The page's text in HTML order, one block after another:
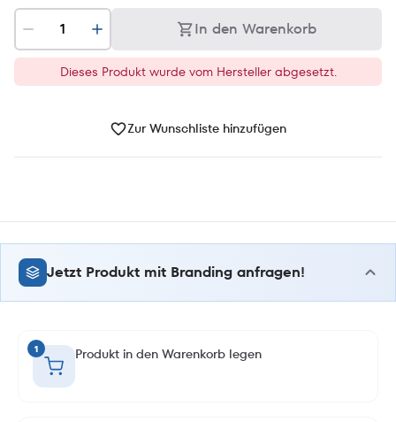
In den Warenkorb
Dieses Produkt wurde vom Hersteller abgesetzt.
Zur Wunschliste hinzufügen
Jetzt Produkt mit Branding anfragen!
1 Produkt in den Warenkorb legen